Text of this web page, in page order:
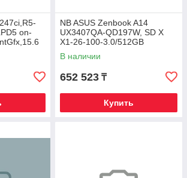
on-
NB ASUS Zenbook A14
UX3407QA-QD197W, SD X
X1-26-100-3.0/512GB
SSD/16GB/14"WUXGA/WIN11
В наличии
652 523 ₸
Купить